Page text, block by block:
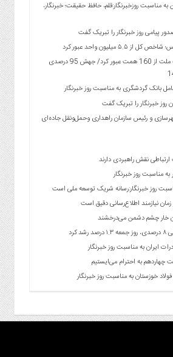
به مناسبت روزخبرنگار:قلم، حافظ حقیقت؛ خبرنگار،
پیامی روز خبرنگار را تبریک گفت
میلیون واحد عبور کرد
درآمدهای عملیاتی بانك ملت از 160 همت عبور كرد/ جهش 95 درصدی
بانک گردشگری به مناسبت روز خبرنگار
روز خبرنگار را تبریک گفت
و رئیس سازمان راهداری وحمل‌ونقل جاده‌ای
نقش راهبردی دارند
به مناسبت روز خبرنگار
روز خبرنگار:رسانه شریک توسعه ملی است
نیازمند اطلاع‌رسانی دقیق است
خار چشم دشمن می‌درخشند
ایران به مناسبت روز خبرنگار
چهاردهم به احترام می‌ایستیم
خوزستان به مناسبت روز خبرنگار